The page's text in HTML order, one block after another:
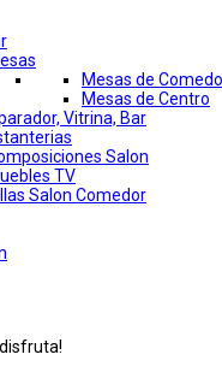
Mesas de
Mesas de Centro
Vitrina, Bar
Salon
TV
Salon Comedor